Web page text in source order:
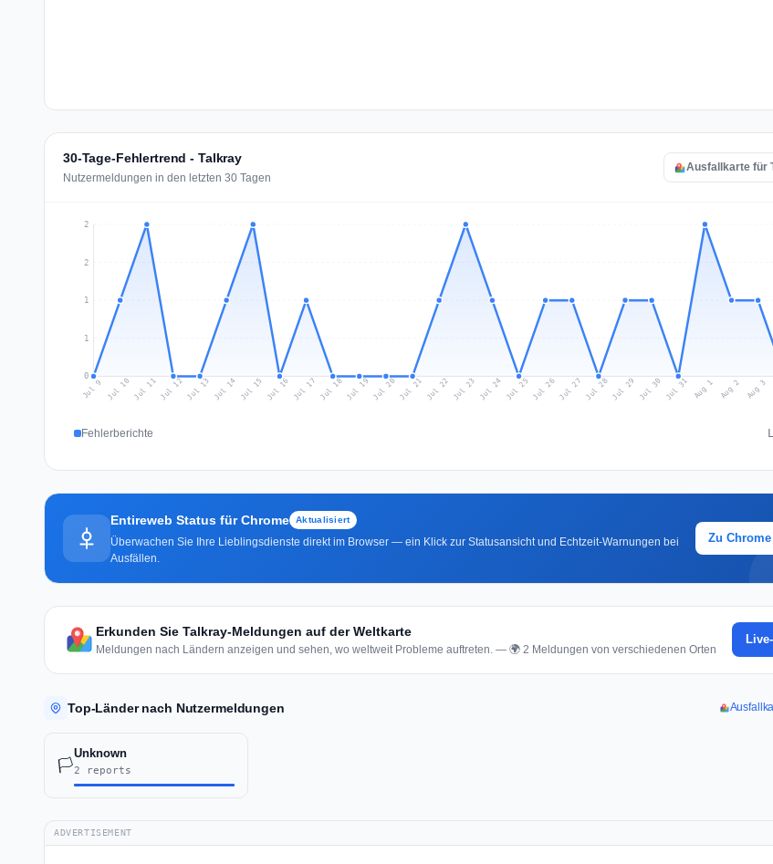
30-Tage-Fehlertrend - Talkray
Nutzermeldungen in den letzten 30 Tagen
Ausfallkarte für
0
1
1
2
2
Jul 9 Jul 10 Jul 11Jul 12Jul 13 Jul 14 Jul 15 Jul 16 Jul 17 Jul 18Jul 19 Jul 20 Jul 21 Jul 22 Jul 23 Jul 24 Jul 25 Jul 26Jul 27 Jul 28Jul 29 Jul 30 Jul 31 Aug 1 Aug 2 Aug 3
Fehlerberichte
Entireweb Status für Chrome Aktualisiert
Überwachen Sie Ihre Lieblingsdienste direkt im Browser — ein Klick zur Statusansicht und Echtzeit-Warnungen bei
Ausfällen.
Zu
Erkunden Sie Talkray-Meldungen auf der Weltkarte
Meldungen nach Ländern anzeigen und sehen, wo weltweit Probleme auftreten. — 🌍 2 Meldungen von verschiedenen Orten
Top-Länder nach Nutzermeldungen
🏳️
Unknown
2 reports
ADVERTISEMENT